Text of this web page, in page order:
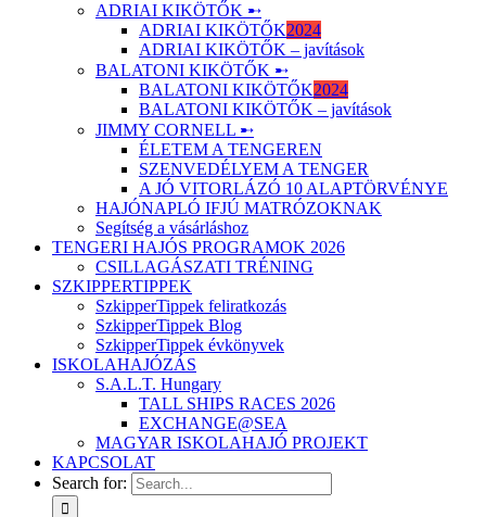
ADRIAI KIKÖTŐK ➸
ADRIAI KIKÖTŐK2024
ADRIAI KIKÖTŐK – javítások
BALATONI KIKÖTŐK ➸
BALATONI KIKÖTŐK2024
BALATONI KIKÖTŐK – javítások
JIMMY CORNELL ➸
ÉLETEM A TENGEREN
SZENVEDÉLYEM A TENGER
A JÓ VITORLÁZÓ 10 ALAPTÖRVÉNYE
HAJÓNAPLÓ IFJÚ MATRÓZOKNAK
Segítség a vásárláshoz
TENGERI HAJÓS PROGRAMOK 2026
CSILLAGÁSZATI TRÉNING
SZKIPPERTIPPEK
SzkipperTippek feliratkozás
SzkipperTippek Blog
SzkipperTippek évkönyvek
ISKOLAHAJÓZÁS
S.A.L.T. Hungary
TALL SHIPS RACES 2026
EXCHANGE@SEA
MAGYAR ISKOLAHAJÓ PROJEKT
KAPCSOLAT
Search for: